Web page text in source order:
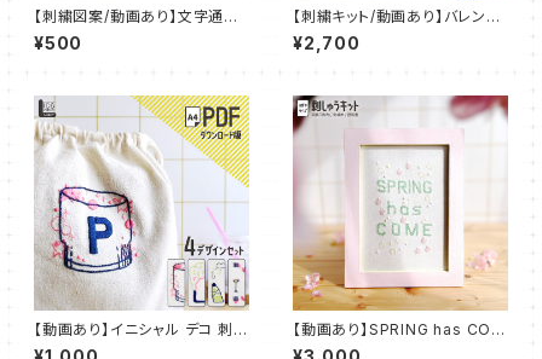
【刺繍図案/動画あり】文字通り
かわいい【PDFダウンロード】 ：
PDF_P05
¥500
【刺繍キット/動画あり】バレンタ
イン【図案印刷済み】：KIT_001
¥2,700
【動画あり】イニシャル デコ 刺繍
IDEable LIGHT サマードリン
【動画あり】SPRING has COM
E【図案印刷済み】：KIT_004